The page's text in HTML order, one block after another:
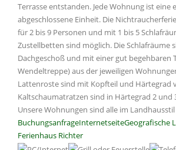
Terrasse entstanden. Jede Wohnung ist eine
abgeschlossene Einheit. Die
für 2 bis 9 Personen und mit 1 bis 5
Zustellbetten sind möglich. Die Schlafräume
Dachgeschoß und mit einer gut begehbaren
Wendeltreppe) aus der jeweiligen
Lattenroste sind mit Kopfteil und Härtegrad
Kaltschaumatratzen sind in Härtegrad 2 und
Unsere Wohnungen sind alle im
BuchungsanfrageInternetseiteGeografische
Ferienhaus Richter